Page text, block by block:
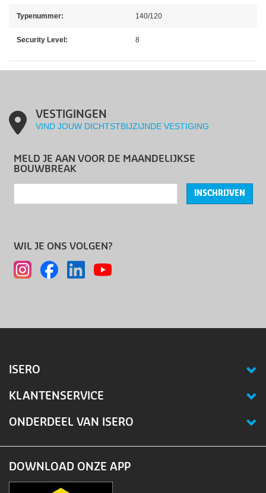
Typenummer: 140/120
Security Level: 8
VESTIGINGEN
VIND JOUW DICHTSTBIJZIJNDE VESTIGING
MELD JE AAN VOOR DE MAANDELIJKSE
BOUWBREAK
INSCHRIJVEN
WIL JE ONS VOLGEN?
ISERO
KLANTENSERVICE
ONDERDEEL VAN ISERO
DOWNLOAD ONZE APP